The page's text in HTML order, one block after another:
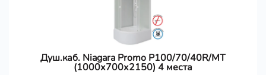
Душ.каб. Niagara Promo P100/70/40R/MT
(1000х700х2150) 4 места